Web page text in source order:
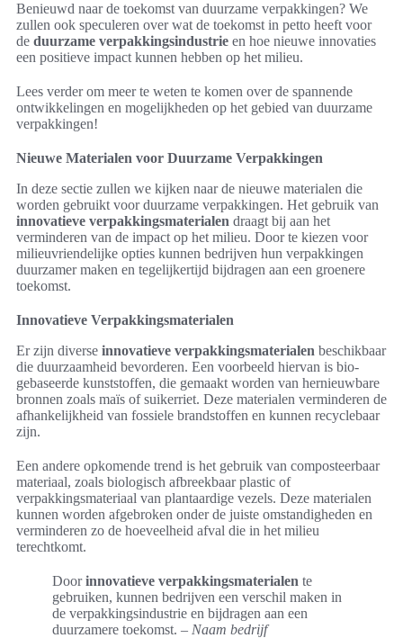
Benieuwd naar de toekomst van duurzame verpakkingen? We
zullen ook speculeren over wat de toekomst in petto heeft voor
de duurzame verpakkingsindustrie en hoe nieuwe innovaties
een positieve impact kunnen hebben op het milieu.
Lees verder om meer te weten te komen over de spannende
ontwikkelingen en mogelijkheden op het gebied van duurzame
verpakkingen!
Nieuwe Materialen voor Duurzame Verpakkingen
In deze sectie zullen we kijken naar de nieuwe materialen die
worden gebruikt voor duurzame verpakkingen. Het gebruik van
innovatieve verpakkingsmaterialen draagt bij aan het
verminderen van de impact op het milieu. Door te kiezen voor
milieuvriendelijke opties kunnen bedrijven hun verpakkingen
duurzamer maken en tegelijkertijd bijdragen aan een groenere
toekomst.
Innovatieve Verpakkingsmaterialen
Er zijn diverse innovatieve verpakkingsmaterialen beschikbaar
die duurzaamheid bevorderen. Een voorbeeld hiervan is bio-
gebaseerde kunststoffen, die gemaakt worden van hernieuwbare
bronnen zoals maïs of suikerriet. Deze materialen verminderen de
afhankelijkheid van fossiele brandstoffen en kunnen recyclebaar
zijn.
Een andere opkomende trend is het gebruik van composteerbaar
materiaal, zoals biologisch afbreekbaar plastic of
verpakkingsmateriaal van plantaardige vezels. Deze materialen
kunnen worden afgebroken onder de juiste omstandigheden en
verminderen zo de hoeveelheid afval die in het milieu
terechtkomt.
Doorinnovatieve verpakkingsmaterialen te
gebruiken, kunnen bedrijven een verschil maken in
de verpakkingsindustrie en bijdragen aan een
duurzamere toekomst. – Naam bedrijf